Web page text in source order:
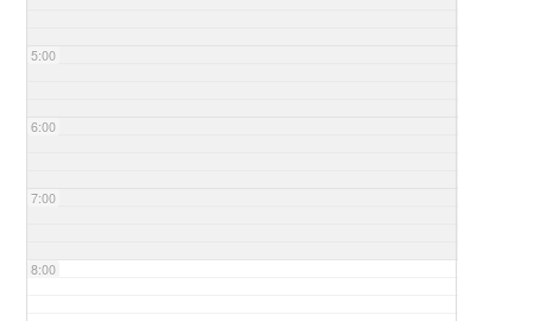
5:00
6:00
7:00
8:00